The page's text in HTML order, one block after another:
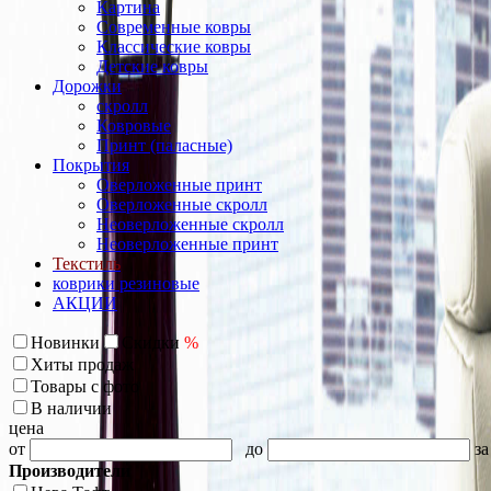
Картина
Современные ковры
Классические ковры
Детские ковры
Дорожки
скролл
Ковровые
Принт (паласные)
Покрытия
Оверложенные принт
Оверложенные скролл
Неоверложенные скролл
Неоверложенные принт
Текстиль
коврики резиновые
АКЦИИ
Новинки Скидки %
Хиты продаж
Товары с фото
В наличии
цена
от
до
Производители